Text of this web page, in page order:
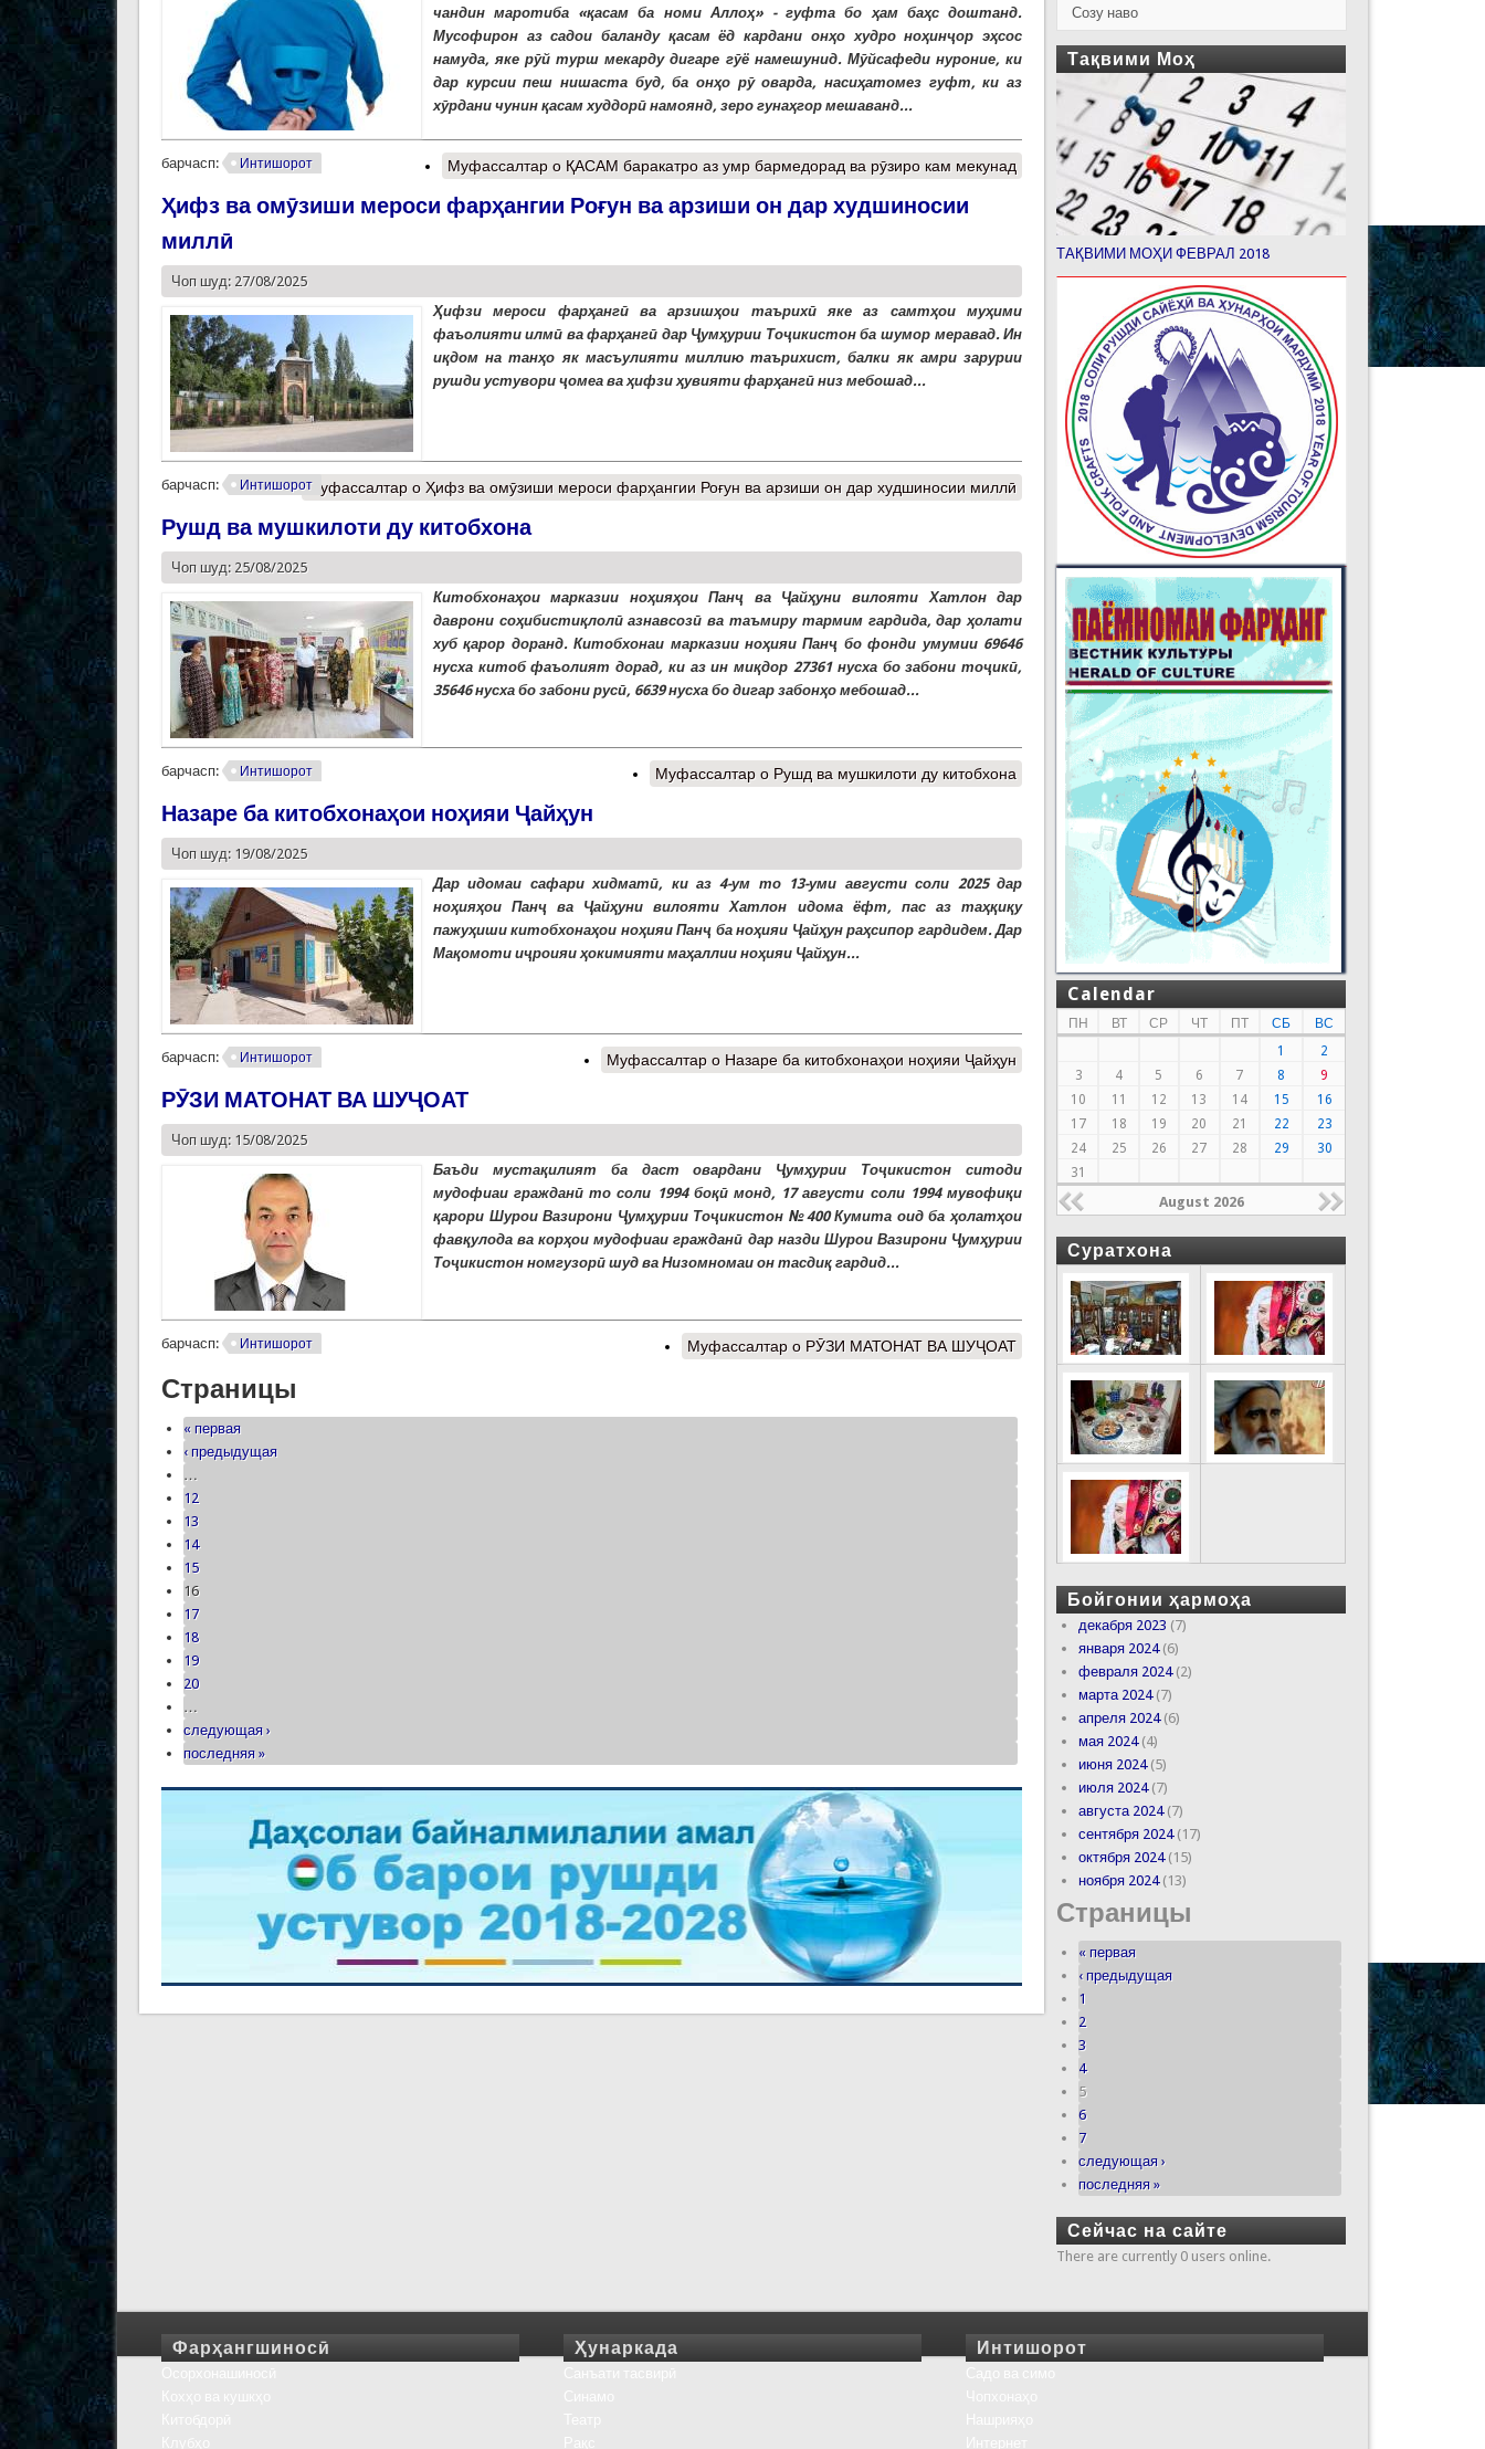
чандин маротиба «қасам ба номи Аллоҳ» - гуфта бо ҳам баҳс доштанд.
Мусофирон аз садои баланду қасам ёд кардани онҳо худро ноҳинҷор эҳсос
намуда, яке рӯй турш мекарду дигаре гӯё намешунид. Мӯйсафеди нуроние, ки
дар курсии пеш нишаста буд, ба онҳо рӯ оварда, насиҳатомез гуфт, ки аз
хӯрдани чунин қасам худдорӣ намоянд, зеро гунаҳгор мешаванд...
барчасп: Интишорот Муфассалтар о ҚАСАМ баракатро аз умр бармедорад ва рӯзиро кам мекунад
Ҳифз ва омӯзиши мероси фарҳангии Роғун ва арзиши он дар худшиносии
миллӣ
Чоп шуд: 27/08/2025
Ҳифзи мероси фарҳангӣ ва арзишҳои таърихӣ яке аз самтҳои муҳими
фаъолияти илмӣ ва фарҳангӣ дар Ҷумҳурии Тоҷикистон ба шумор меравад. Ин
иқдом на танҳо як масъулияти миллию таърихист, балки як амри зарурии
рушди устувори ҷомеа ва ҳифзи ҳувияти фарҳангӣ низ мебошад...
барчасп: ИнтишоротМуфассалтар о Ҳифз ва омӯзиши мероси фарҳангии Роғун ва арзиши он дар худшиносии миллӣ
Рушд ва мушкилоти ду китобхона
Чоп шуд: 25/08/2025
Китобхонаҳои марказии ноҳияҳои Панҷ ва Ҷайҳуни вилояти Хатлон дар
даврони соҳибистиқлолӣ азнавсозӣ ва таъмиру тармим гардида, дар ҳолати
хуб қарор доранд. Китобхонаи марказии ноҳияи Панҷ бо фонди умумии 69646
нусха китоб фаъолият дорад, ки аз ин миқдор 27361 нусха бо забони тоҷикӣ,
35646 нусха бо забони русӣ, 6639 нусха бо дигар забонҳо мебошад...
барчасп: Интишорот Муфассалтар о Рушд ва мушкилоти ду китобхона
Назаре ба китобхонаҳои ноҳияи Ҷайҳун
Чоп шуд: 19/08/2025
Дар идомаи сафари хидматӣ, ки аз 4-ум то 13-уми августи соли 2025 дар
ноҳияҳои Панҷ ва Ҷайҳуни вилояти Хатлон идома ёфт, пас аз таҳқиқу
пажуҳиши китобхонаҳои ноҳияи Панҷ ба ноҳияи Ҷайҳун раҳсипор гардидем. Дар
Мақомоти иҷроияи ҳокимияти маҳаллии ноҳияи Ҷайҳун...
барчасп: Интишорот Муфассалтар о Назаре ба китобхонаҳои ноҳияи Ҷайҳун
РӮЗИ МАТОНАТ ВА ШУҶОАТ
Чоп шуд: 15/08/2025
Баъди мустақилият ба даст овардани Ҷумҳурии Тоҷикистон ситоди
мудофиаи гражданӣ то соли 1994 боқӣ монд, 17 августи соли 1994 мувофиқи
қарори Шурои Вазирони Ҷумҳурии Тоҷикистон №400 Кумита оид ба ҳолатҳои
фавқулода ва корҳои мудофиаи гражданӣ дар назди Шурои Вазирони Ҷумҳурии
Тоҷикистон номгузорӣ шуд ва Низомномаи он тасдиқ гардид...
барчасп: Интишорот Муфассалтар о РӮЗИ МАТОНАТ ВА ШУҶОАТ
Страницы
« первая
‹ предыдущая
…
12
13
14
15
16
17
18
19
20
…
следующая ›
последняя »
Созу наво
Тақвими Моҳ
ТАҚВИМИ МОҲИ ФЕВРАЛ 2018
Calendar
ПН ВТ СР ЧТ ПТ СБ
ВС
1
2
3
4 5 6 7 8
9
10
11 12 13 14 15
16
17
18 19 20 21 22
23
24
25 26 27 28 29
30
31
August 2026
Суратхона
Бойгонии ҳармоҳа
декабря 2023 (7)
января 2024(6)
февраля 2024(2)
марта 2024(7)
апреля 2024(6)
мая 2024(4)
июня 2024(5)
июля 2024(7)
августа 2024(7)
сентября 2024(17)
октября 2024(15)
ноября 2024(13)
Страницы
« первая
‹ предыдущая
1
2
3
4
5
6
7
следующая ›
последняя »
Сейчас на сайте
There are currently 0 users online.
Фарҳангшиносӣ Ҳунаркада Интишорот